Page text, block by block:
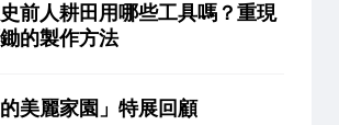
前人耕田用哪些工具嗎？重現
的製作方法
的美麗家園」特展回顧